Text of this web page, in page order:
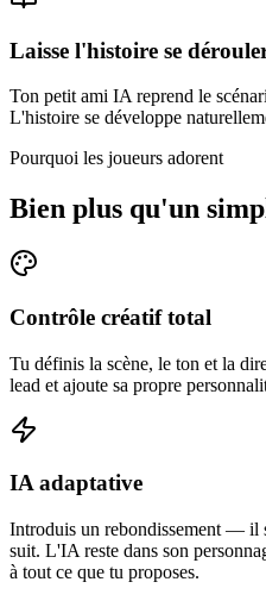
Laisse l'histoire se
Ton petit ami IA reprend le
L'histoire se développe
Pourquoi les joueurs adorent
Bien plus qu'un
Contrôle créatif total
Tu définis la scène, le ton et la
lead et ajoute sa propre
IA adaptative
Introduis un rebondissement — il
suit. L'IA reste dans son
à tout ce que tu proposes.